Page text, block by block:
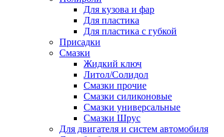
Для кузова и фар
Для пластика
Для пластика с губкой
Присадки
Смазки
Жидкий ключ
Литол/Солидол
Смазки прочие
Смазки силиконовые
Смазки универсальные
Смазки Шрус
Для двигателя и систем автомобиля